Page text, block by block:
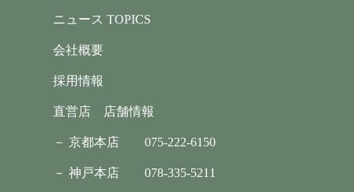
ニュース TOPICS
会社概要
採用情報
直営店 店舗情報
－ 京都本店075-222-6150
－ 神戸本店078-335-5211